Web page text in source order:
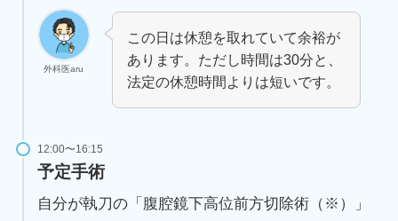
外科医aru
この日は休憩を取れていて余裕が
あります。ただし時間は30分と、
法定の休憩時間よりは短いです。
12:00〜16:15
予定手術
自分が執刀の「腹腔鏡下高位前方切除術（※）」